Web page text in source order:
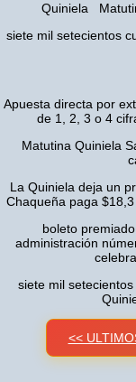
Quiniela
siete mil setecientos
Apuesta directa por
de 1, 2, 3 o 4
Matutina Quiniela
La Quiniela deja un
Chaqueña paga
boleto
administración
siete mil
<<